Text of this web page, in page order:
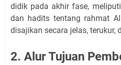
didik pada akhir fase,
dan hadits tentang rahmat
disajikan secara jelas, terukur,
2. Alur Tujuan